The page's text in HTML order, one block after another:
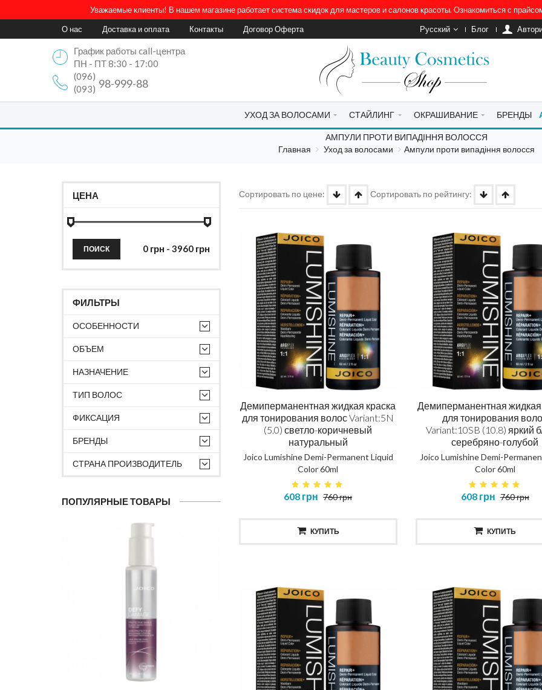
Уважаемые клиенты! В нашем магазине работает система скидок для мастеров и салонов красоты. Ознакомиться с
О нас
Доставка и оплата Контакты Договор Оферта Русский Блог
График работы call-центра
ПН - ПТ 8:30 - 17:00
(096)
98-999-88
(093)
УХОД ЗА ВОЛОСАМИ СТАЙЛИНГ ОКРАШИВАНИЕ БРЕНДЫ
АМПУЛИ ПРОТИ ВИПАДІННЯ ВОЛОССЯ
Главная
Уход за волосами Ампули проти випадіння волосся
ЦЕНА
ПОИСК
ФИЛЬТРЫ
ОСОБЕННОСТИ
ОБЪЕМ
НАЗНАЧЕНИЕ
ТИП ВОЛОС
ФИКСАЦИЯ
БРЕНДЫ
СТРАНА ПРОИЗВОДИТЕЛЬ
ПОПУЛЯРНЫЕ ТОВАРЫ
Сортировать по цене: Сортировать по рейтингу:
Демиперманентная жидкая краска
для тонирования волос Variant:5N
(5.0) светло-коричневый
натуральный
Joico Lumishine Demi-Permanent Liquid
Color 60ml
608 грн 760 грн
КУПИТЬ
Демиперманентная жидкая
для тонирования
Variant:10SB (10.8) яркий
серебряно-голубой
Joico Lumishine Demi-
Color 60ml
608 грн 760 грн
КУПИТЬ